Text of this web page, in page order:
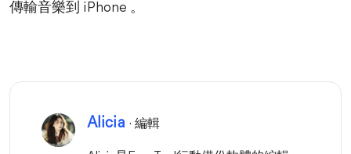
傳輸音樂到 iPhone 。
Alicia · 編輯